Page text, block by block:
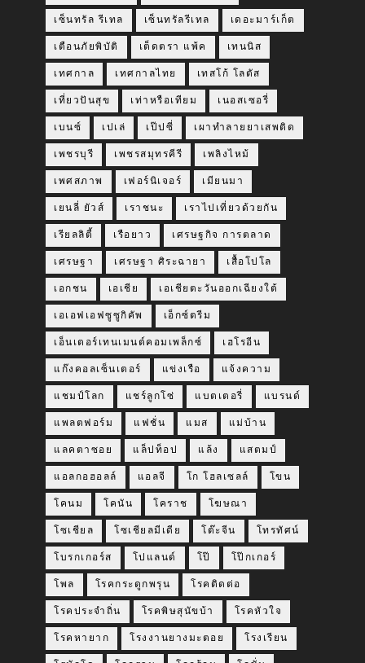
เซ็นทรัล รีเทล เซ็นทรัลรีเทล เดอะมาร์เก็ต
เตือนภัยพิบัติ เต็ดตรา แพ้ค เทนนิส
เทศกาล เทศกาลไทย เทสโก้ โลตัส
เที่ยวปันสุข เท่าหรือเทียม เนอสเซอรี่
เบนซ์ เปเล่ เป๊ปซี่ เผาทำลายยาเสพติด
เพชรบุรี เพชรสมุทรคีรี เพลิงไหม้
เพศสภาพ เฟอร์นิเจอร์ เมียนมา
เยนลี่ ยัวส์ เราชนะ เราไปเที่ยวด้วยกัน
เรียลลิตี้ เรือยาว เศรษฐกิจ การตลาด
เศรษฐา เศรษฐา ศิระฉายา เสื้อโปโล
เอกชน เอเชีย เอเชียตะวันออกเฉียงใต้
เอเอฟเอฟซูซูกิคัพ เอ็กซ์ตรีม
เอ็นเตอร์เทนเมนต์คอมเพล็กซ์ เฮโรอีน
แก๊งคอลเซ็นเตอร์ แข่งเรือ แจ้งความ
แชมป์โลก แชร์ลูกโซ่ แบตเตอรี่ แบรนด์
แพลตฟอร์ม แฟชั่น แมส แม่บ้าน
แลคตาซอย แล็ปท็อป แล้ง แสตมป์
แอลกอฮอลล์ แอลจี โก โฮลเซลล์ โขน
โคนม โคนัน โคราช โฆษณา
โซเชียล โซเชียลมีเดีย โต๊ะจีน โทรทัศน์
โบรกเกอร์ส โปแลนด์ โป๊ โป๊กเกอร์
โพล โรคกระดูกพรุน โรคติดต่อ
โรคประจำถิ่น โรคพิษสุนัขบ้า โรคหัวใจ
โรคหายาก โรงงานยางมะตอย โรงเรียน